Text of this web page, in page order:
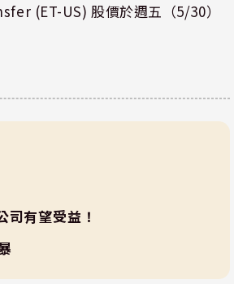
(ET-US) 股價於週五（5/30）
有望受益！